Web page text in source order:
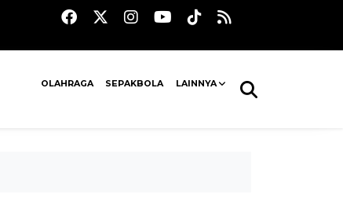
OLAHRAGA SEPAKBOLA LAINNYA